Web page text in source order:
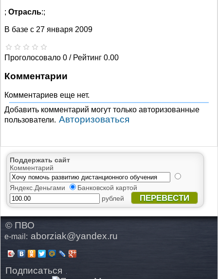
; Отрасль:;
В базе с 27 января 2009
Проголосовало 0 / Рейтинг 0.00
Комментарии
Комментариев еще нет.
Добавить комментарий могут только авторизованные
пользователи. Авторизоваться
Поддержать сайт
Комментарий
Яндекс.Деньгами
Банковской картой
рублей
ПЕРЕВЕСТИ
© ПВО
e-mail: aborziak@yandex.ru
Подписаться